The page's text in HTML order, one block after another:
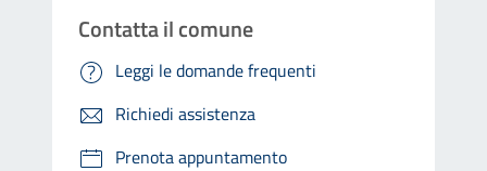
Contatta il comune
Leggi le domande frequenti
Richiedi assistenza
Prenota appuntamento